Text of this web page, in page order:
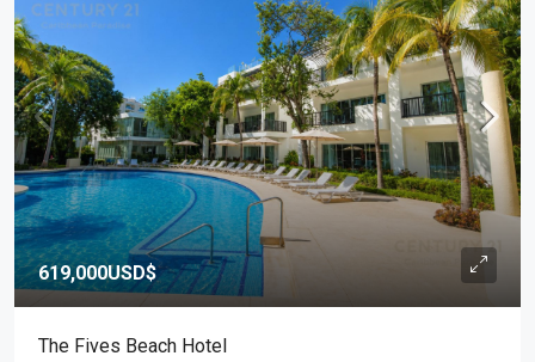
619,000USD$
The Fives Beach Hotel